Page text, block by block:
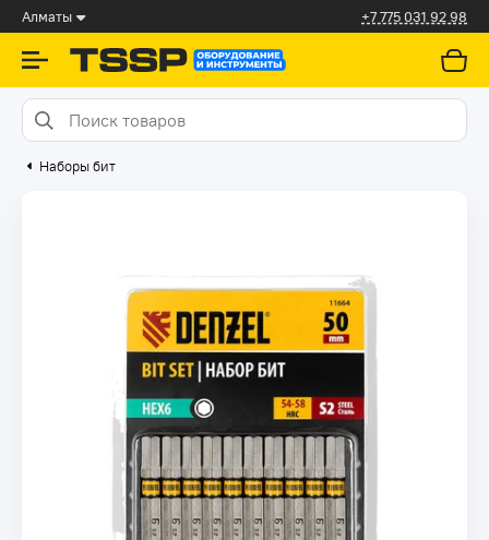
Алматы +7 775 031 92 98
Наборы бит